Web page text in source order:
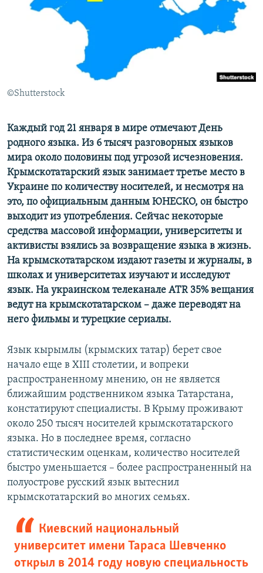
ПОБЕДИТЕЛЕЙ НЕ СУДЯТ?
КРЫМ.НЕПОКОРЕННЫЙ
УКРАИНСКАЯ ПРОБЛЕМА КРЫМА
ПРИСОЕДИНЯЙТЕСЬ!
Все сайты RFE/RL
©Shutterstock
Каждый год 21 января в мире отмечают День
родного языка. Из 6 тысяч разговорных языков
мира около половины под угрозой исчезновения.
Крымскотатарский язык занимает третье место в
Украине по количеству носителей, и несмотря на
это, по официальным данным ЮНЕСКО, он быстро
выходит из употребления. Сейчас некоторые
средства массовой информации, университеты и
активисты взялись за возвращение языка в жизнь.
На крымскотатарском издают газеты и журналы, в
школах и университетах изучают и исследуют
язык. На украинском телеканале АТR 35% вещания
ведут на крымскотатарском – даже переводят на
него фильмы и турецкие сериалы.
Язык кырымлы (крымских татар) берет свое
начало еще в XIII столетии, и вопреки
распространенному мнению, он не является
ближайшим родственником языка Татарстана,
констатируют специалисты. В Крыму проживают
около 250 тысяч носителей крымскотатарского
языка. Но в последнее время, согласно
статистическим оценкам, количество носителей
быстро уменьшается – более распространенный на
полуострове русский язык вытеснил
крымскотатарский во многих семьях.
Киевский национальный
университет имени Тараса Шевченко
открыл в 2014 году новую специальность